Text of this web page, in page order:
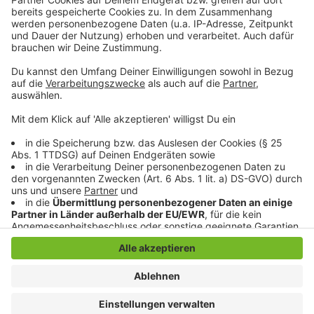
so lustig wie immer.
Anzeige
Anzeige
Anzeige